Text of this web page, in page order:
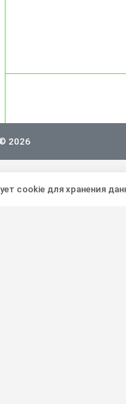
2026
cookie для хранения